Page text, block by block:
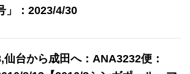
」：2023/4/30
仙台から成田へ：ANA3232便：